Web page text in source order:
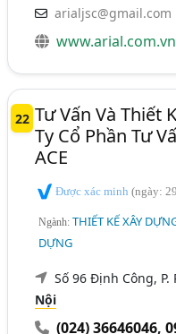
arialjsc@gmail.com
www.arial.com.vn
22 Tư Vấn Và Thiết
Ty Cổ Phần Tư
ACE
Được xác minh(ngày:
Ngành:THIẾT KẾ XÂY
DỰNG
Số 96 Định Công,
Nội
(024) 36646046,